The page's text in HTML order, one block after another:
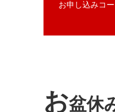
お申し込みコ
お盆休